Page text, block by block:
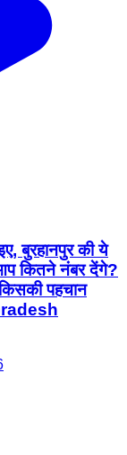
बुरहानपुर की ये
कितने नंबर देंगे?
पहचान